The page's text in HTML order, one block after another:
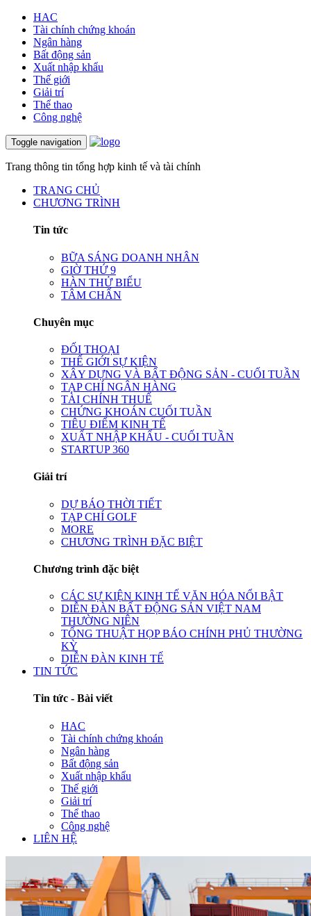
HAC
Tài chính chứng khoán
Ngân hàng
Bất động sản
Xuất nhập khẩu
Thế giới
Giải trí
Thể thao
Công nghệ
Toggle navigation
Trang thông tin tổng hợp kinh tế và tài chính
TRANG CHỦ
CHƯƠNG TRÌNH
Tin tức
BỮA SÁNG DOANH NHÂN
GIỜ THỨ 9
HÀN THỬ BIỂU
TÂM CHẤN
Chuyên mục
ĐỐI THOẠI
THẾ GIỚI SỰ KIỆN
XÂY DỰNG VÀ BẤT ĐỘNG SẢN - CUỐI TUẦN
TẠP CHÍ NGÂN HÀNG
TÀI CHÍNH THUẾ
CHỨNG KHOÁN CUỐI TUẦN
TIÊU ĐIỂM KINH TẾ
XUẤT NHẬP KHẨU - CUỐI TUẦN
STARTUP 360
Giải trí
DỰ BÁO THỜI TIẾT
TẠP CHÍ GOLF
MORE
CHƯƠNG TRÌNH ĐẶC BIỆT
Chương trình đặc biệt
CÁC SỰ KIỆN KINH TẾ VĂN HÓA NỔI BẬT
DIỄN ĐÀN BẤT ĐỘNG SẢN VIỆT NAM
THƯỜNG NIÊN
TỔNG THUẬT HỌP BÁO CHÍNH PHỦ THƯỜNG
KỲ
DIỄN ĐÀN KINH TẾ
TIN TỨC
Tin tức - Bài viết
HAC
Tài chính chứng khoán
Ngân hàng
Bất động sản
Xuất nhập khẩu
Thế giới
Giải trí
Thể thao
Công nghệ
LIÊN HỆ